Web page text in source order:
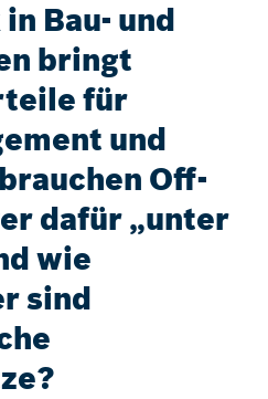
Bau- und
bringt
für
und
Off-
dafür „unter
wie
sind